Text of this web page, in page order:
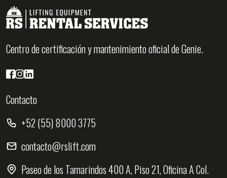
Centro de certificación y mantenimiento oficial de Genie.
Contacto
+52 (55) 8000 3775
contacto@rslift.com
Paseo de los Tamarindos 400 A, Piso 21, Oficina A Col.